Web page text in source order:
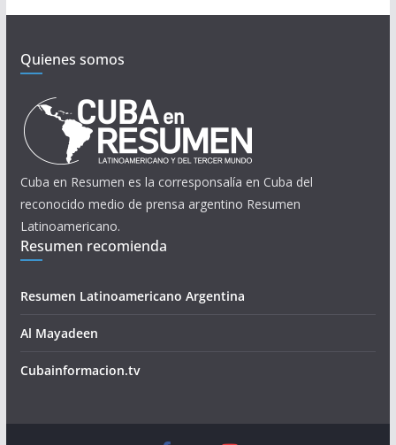
Quienes somos
Cuba en Resumen es la corresponsalía en Cuba del
reconocido medio de prensa argentino Resumen
Latinoamericano.
Resumen recomienda
Resumen Latinoamericano Argentina
Al Mayadeen
Cubainformacion.tv